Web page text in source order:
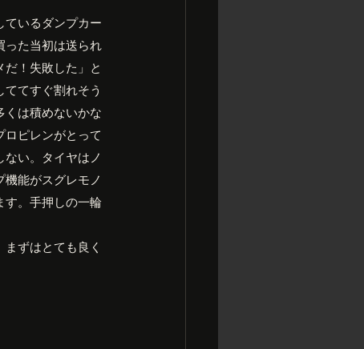
ているダンプカー
った当初は送られ
！失敗した」と
てすぐ割れそう
くは積めないかな
ロピレンがとって
ない。タイヤはノ
能がスグレモノ
す。手押しの一輪
ずはとても良く